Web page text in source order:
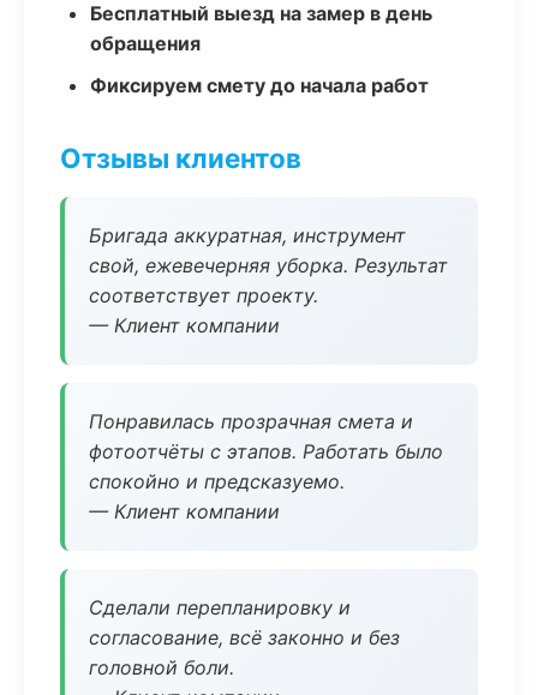
Бесплатный выезд на замер в день
обращения
Фиксируем смету до начала работ
Отзывы клиентов
Бригада аккуратная, инструмент
свой, ежевечерняя уборка. Результат
соответствует проекту.
— Клиент компании
Понравилась прозрачная смета и
фотоотчёты с этапов. Работать было
спокойно и предсказуемо.
— Клиент компании
Сделали перепланировку и
согласование, всё законно и без
головной боли.